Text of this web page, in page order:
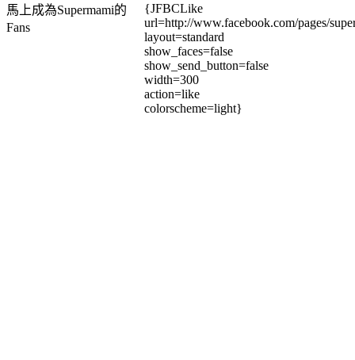
馬上成為Supermami的
Fans
{JFBCLike
url=http://www.facebook.com/pages/
layout=standard
show_faces=false
show_send_button=false
width=300
action=like
colorscheme=light}